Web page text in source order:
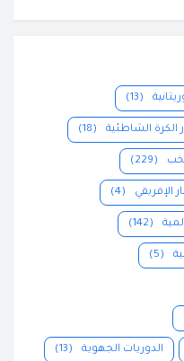
(13)
الكرة الشاطئية (18)
(229)
الإفريقي (4)
(142)
(5)
الدوريات الجهوية (13)